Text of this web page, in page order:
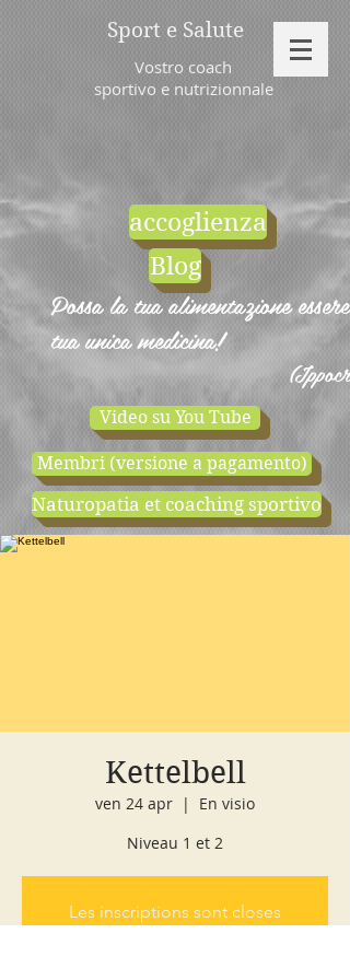
Sport e Salute
Vostro coach
sportivo e nutrizionnale
accoglienza
Blog
Possa la tua alimentazione essere
tua unica medicina!
Video su You Tube
Membri (versione a pagamento)
Naturopatia et coaching sportivo
Kettelbell
ven 24 apr
  |
En visio
Niveau 1 et 2
Les inscriptions sont closes